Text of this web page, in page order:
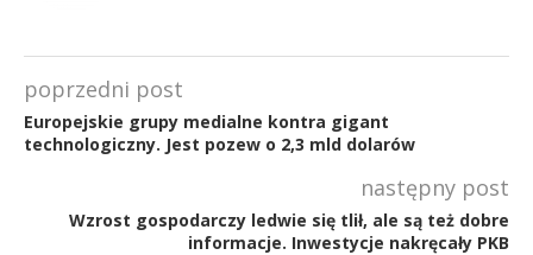
poprzedni post
Europejskie grupy medialne kontra gigant
technologiczny. Jest pozew o 2,3 mld dolarów
następny post
Wzrost gospodarczy ledwie się tlił, ale są też dobre
informacje. Inwestycje nakręcały PKB